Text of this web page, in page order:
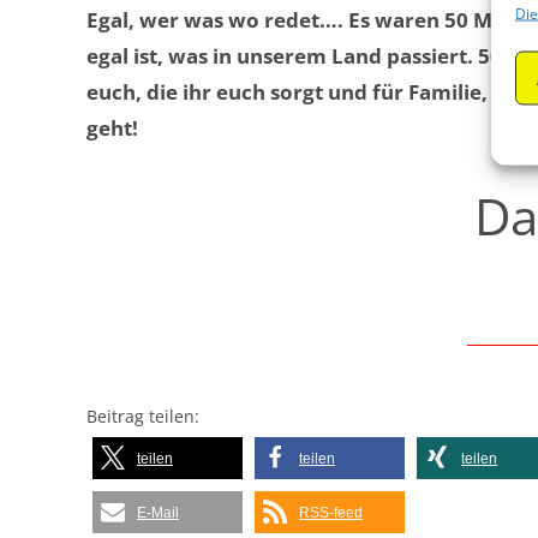
Egal, wer was wo redet…. Es waren 50
egal ist, was in unserem Land passiert. 50
euch, die ihr euch sorgt und für Familie,
geht!
Beitrag teilen:
teilen teilen teilen
E-Mail RSS-feed